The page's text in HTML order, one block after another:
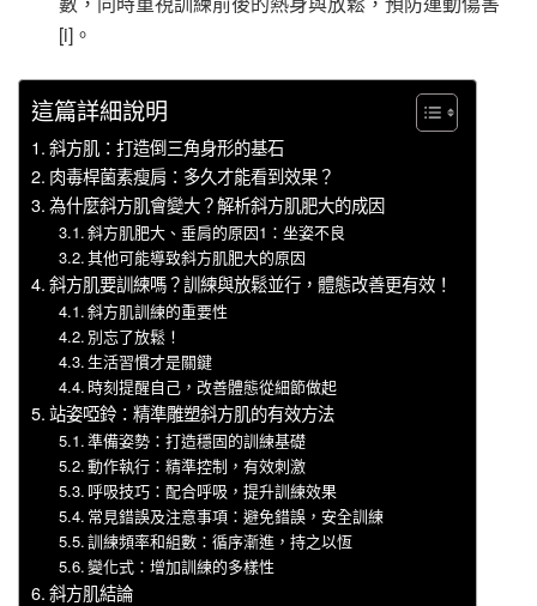
[i]。
這篇詳細說明
斜方肌：打造倒三角身形的基石
肉毒桿菌素瘦肩：多久才能看到效果？
為什麼斜方肌會變大？解析斜方肌肥大的成因
斜方肌肥大、垂肩的原因1：坐姿不良
其他可能導致斜方肌肥大的原因
斜方肌要訓練嗎？訓練與放鬆並行，體態改善更有效！
斜方肌訓練的重要性
別忘了放鬆！
生活習慣才是關鍵
時刻提醒自己，改善體態從細節做起
站姿啞鈴：精準雕塑斜方肌的有效方法
準備姿勢：打造穩固的訓練基礎
動作執行：精準控制，有效刺激
呼吸技巧：配合呼吸，提升訓練效果
常見錯誤及注意事項：避免錯誤，安全訓練
訓練頻率和組數：循序漸進，持之以恆
變化式：增加訓練的多樣性
斜方肌結論